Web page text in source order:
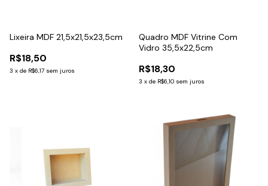
Lixeira MDF 21,5x21,5x23,5cm
R$18,50
3 x de R$6,17 sem juros
Quadro MDF Vitrine Com
Vidro 35,5x22,5cm
R$18,30
3 x de R$6,10 sem juros